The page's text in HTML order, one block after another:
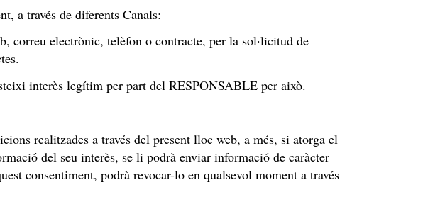
a través de diferents Canals:
correu electrònic, telèfon o contracte, per la sol·licitud de
interès legítim per part del RESPONSABLE per això.
realitzades a través del present lloc web, a més, si atorga el
del seu interès, se li podrà enviar informació de caràcter
consentiment, podrà revocar-lo en qualsevol moment a través